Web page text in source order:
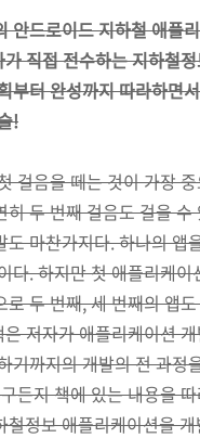
안드로이드 지하철 애플
직접 전수하는 지하철
부터 완성까지 따라하면
!
걸음을 떼는 것이 가장
히 두 번째 걸음도 걸을 수
도 마찬가지다. 하나의 앱
다. 하지만 첫 애플리케
로 두 번째, 세 번째의 앱
저자가 애플리케이션
기까지의 개발의 전 과정
든지 책에 있는 내용을
철정보 애플리케이션을